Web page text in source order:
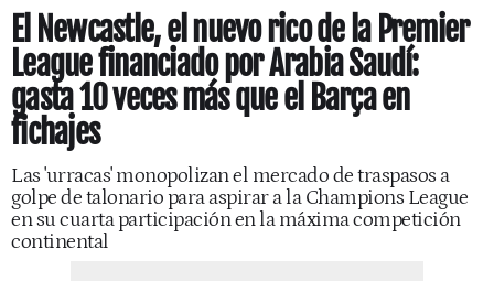
El Newcastle, el nuevo rico de la Premier
League financiado por Arabia Saudí:
gasta 10 veces más que el Barça en
fichajes
Las 'urracas' monopolizan el mercado de traspasos a
golpe de talonario para aspirar a la Champions League
en su cuarta participación en la máxima competición
continental